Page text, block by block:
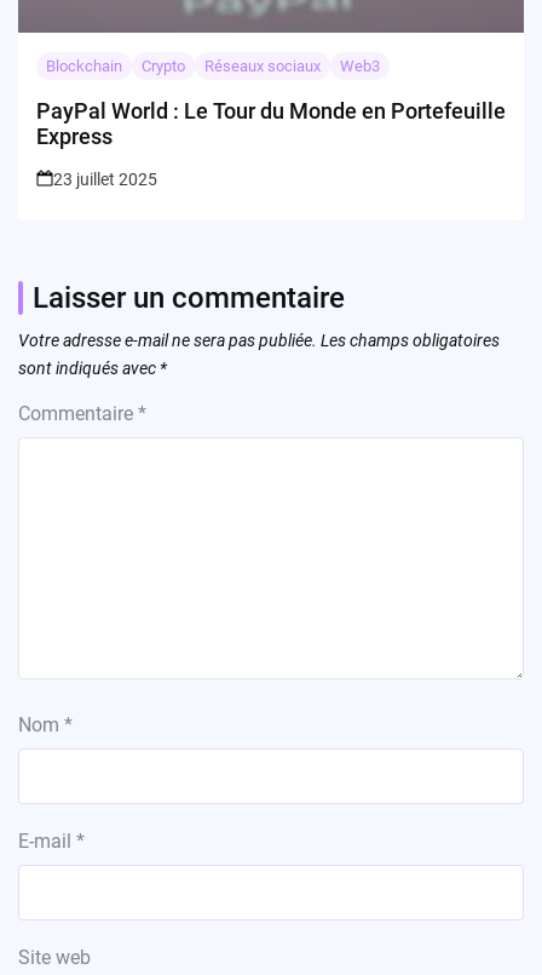
Blockchain Crypto Réseaux sociaux Web3
PayPal World : Le Tour du Monde en Portefeuille
Express
23 juillet 2025
Laisser un commentaire
Votre adresse e-mail ne sera pas publiée. Les champs obligatoires
sont indiqués avec *
Commentaire *
Nom *
E-mail *
Site web